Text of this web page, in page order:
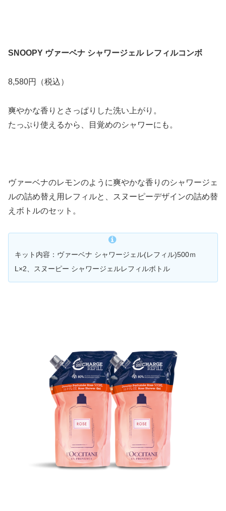
SNOOPY ヴァーベナ シャワージェル レフィルコンボ
8,580円（税込）
爽やかな香りとさっぱりした洗い上がり。
たっぷり使えるから、目覚めのシャワーにも。
ヴァーベナのレモンのように爽やかな香りのシャワージェ
ルの詰め替え用レフィルと、スヌーピーデザインの詰め替
えボトルのセット。
キット内容：ヴァーベナ シャワージェル(レフィル)500ｍ
L×2、スヌーピー シャワージェルレフィルボトル